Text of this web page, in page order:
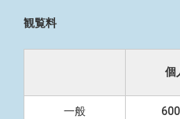
観覧料
個
一般